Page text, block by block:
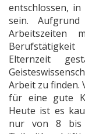
entschlossen,
sein.
Arbeitszeiten
Elternzeit
Arbeit zu finden.
für eine gute
Heute ist es
nur von 8 bis